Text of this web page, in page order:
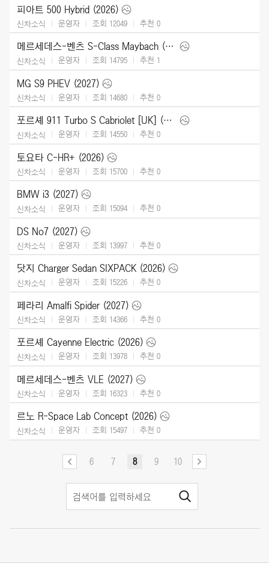
피아트 500 Hybrid (2026)
신차소식 운영자 조회 12049 추천 0
메르세데스-벤츠 S-Class Maybach (2027)
신차소식 운영자 조회 14795 추천 1
MG S9 PHEV (2027)
신차소식 운영자 조회 14680 추천 0
포르셰 911 Turbo S Cabriolet [UK] (2026)
신차소식 운영자 조회 14550 추천 0
토요타 C-HR+ (2026)
신차소식 운영자 조회 15700 추천 0
BMW i3 (2027)
신차소식 운영자 조회 15094 추천 0
DS No7 (2027)
신차소식 운영자 조회 13997 추천 0
닷지 Charger Sedan SIXPACK (2026)
신차소식 운영자 조회 15226 추천 0
페라리 Amalfi Spider (2027)
신차소식 운영자 조회 14366 추천 0
포르셰 Cayenne Electric (2026)
신차소식 운영자 조회 13978 추천 0
메르세데스-벤츠 VLE (2027)
신차소식 운영자 조회 16323 추천 0
르노 R-Space Lab Concept (2026)
신차소식 운영자 조회 15497 추천 0
6 7 8 9 10